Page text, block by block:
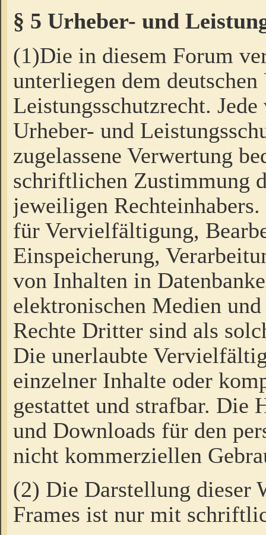
§ 5 Urheber- und
(1)Die in diesem Forum
unterliegen dem
Leistungsschutzrecht.
Urheber- und
zugelassene Verwertung
schriftlichen Zustimmung
jeweiligen
für Vervielfältigung,
Einspeicherung,
von Inhalten in
elektronischen Medien
Rechte Dritter sind als
Die unerlaubte
einzelner Inhalte oder
gestattet und strafbar. Die
und Downloads für den
nicht kommerziellen
(2) Die Darstellung dieser
Frames ist nur mit